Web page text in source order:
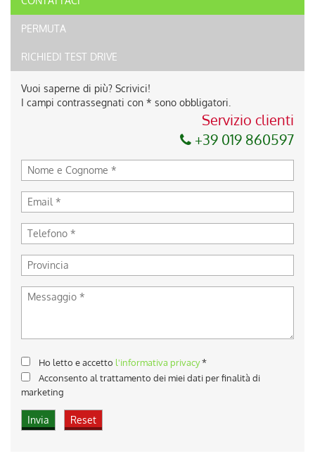
PERMUTA
RICHIEDI TEST DRIVE
Vuoi saperne di più? Scrivici!
I campi contrassegnati con * sono obbligatori.
Servizio clienti
+39 019 860597
Ho letto e accetto l'informativa privacy*
Acconsento al trattamento dei miei dati per finalità di
marketing